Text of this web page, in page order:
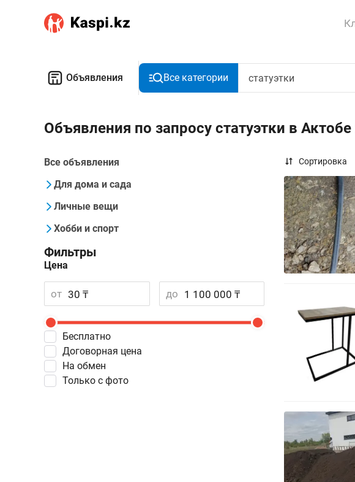
Объявления Все категории
Объявления по запросу статуэтки в Актобе
Все объявления
Для дома и сада
Личные вещи
Хобби и спорт
Фильтры
Цена
от до
Бесплатно
Договорная цена
На обмен
Только с фото
Сортировка